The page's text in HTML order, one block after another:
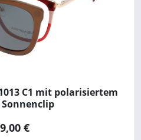
C1 mit polarisiertem
€